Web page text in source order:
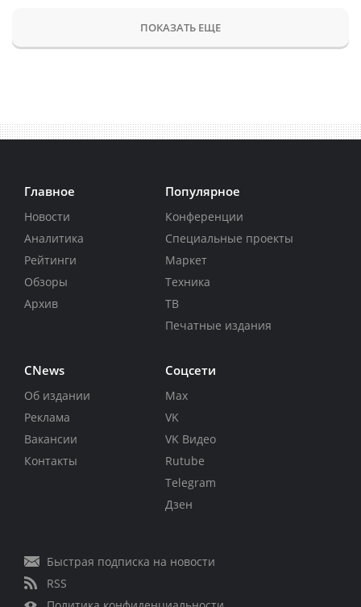
ПОКАЗАТЬ ЕЩЕ
Главное
Новости
Аналитика
Рейтинги
Обзоры
Архив
Популярное
Конференции
Специальные проекты
Маркет
Техника
ТВ
Печатные издания
CNews
Об издании
Реклама
Вакансии
Контакты
Соцсети
Max
VK
VK Видео
Rutube
Telegram
Дзен
Быстрая подписка на новости
RSS